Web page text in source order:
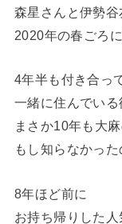
森星さんと伊勢
2020年の春ごろ
4年半も付き合っ
一緒に住んでいる
まさか10年も大
もし知らなかった
8年ほど前に
お持ち帰りした人